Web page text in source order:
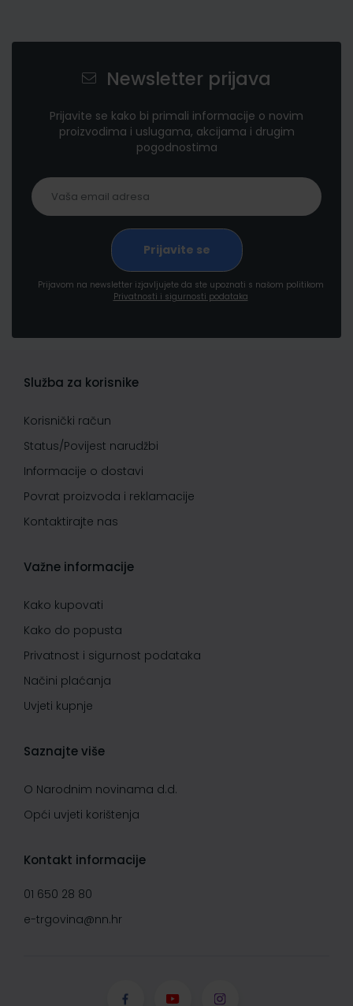
Newsletter prijava
Prijavite se kako bi primali informacije o novim
proizvodima i uslugama, akcijama i drugim
pogodnostima
Prijavom na newsletter izjavljujete da ste upoznati s našom politikom
Privatnosti i sigurnosti podataka
Služba za korisnike
Korisnički račun
Status/Povijest narudžbi
Informacije o dostavi
Povrat proizvoda i reklamacije
Kontaktirajte nas
Važne informacije
Kako kupovati
Kako do popusta
Privatnost i sigurnost podataka
Načini plaćanja
Uvjeti kupnje
Saznajte više
O Narodnim novinama d.d.
Opći uvjeti korištenja
Kontakt informacije
01 650 28 80
e-trgovina@nn.hr